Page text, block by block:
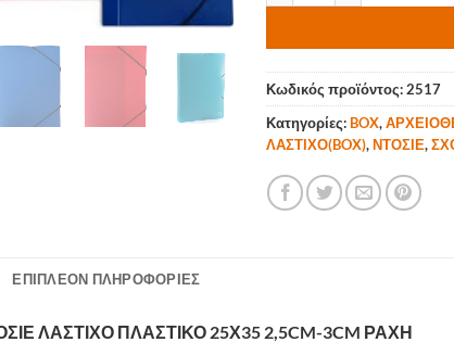
Κωδικός προϊόντος:2517
Κατηγορίες: BOX,
ΛΑΣΤΙΧΟ(BOX),ΝΤΟΣΙΕ,
ΕΠΙΠΛΈΟΝ ΠΛΗΡΟΦΟΡΊΕΣ
ΛΑΣΤΙΧΟ ΠΛΑΣΤΙΚΟ 25Χ35 2,5CM-3CM ΡΑΧΗ